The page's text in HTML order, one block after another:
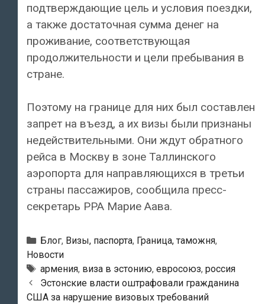
подтверждающие цель и условия поездки,
а также достаточная сумма денег на
проживание, соответствующая
продолжительности и цели пребывания в
стране.
Поэтому на границе для них был составлен
запрет на въезд, а их визы были признаны
недействительными. Они ждут обратного
рейса в Москву в зоне Таллинского
аэропорта для направляющихся в третьи
страны пассажиров, сообщила пресс-
секретарь PPA Марие Аава.
Рубрики
Блог, Визы, паспорта, Граница, таможня,
Новости
Метки
армения, виза в эстонию, евросоюз, россия
Навигация
по
Эстонские власти оштрафовали гражданина
США за нарушение визовых требований